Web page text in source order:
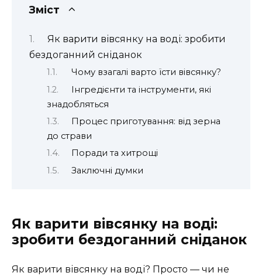
Зміст
Як варити вівсянку на воді: зробити
бездоганний сніданок
Чому взагалі варто їсти вівсянку?
Інгредієнти та інструменти, які
знадобляться
Процес приготування: від зерна
до страви
Поради та хитрощі
Заключні думки
Як варити вівсянку на воді:
зробити бездоганний сніданок
Як варити вівсянку на воді? Просто — чи не